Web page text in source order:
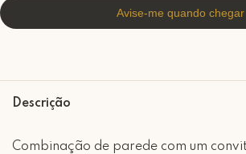
Descrição
Combinação de parede com um